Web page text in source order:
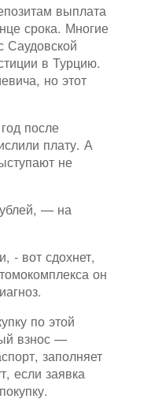
выплата
срока. Многие
Саудовской
в Турцию.
но этот
после
плату. А
не
— на
- вот сдохнет,
он
по этой
взнос —
заполняет
если заявка